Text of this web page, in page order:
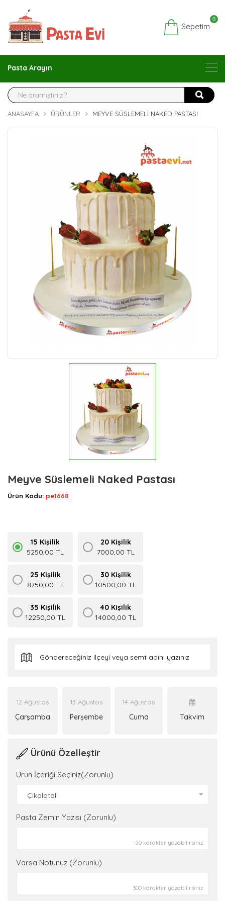
Sepetim
0
Pasta Arayın
ANASAYFA ÜRÜNLER MEYVE SÜSLEMELI NAKED PASTASI
Meyve Süslemeli Naked Pastası
Ürün Kodu: pe1668
15 Kişilik
5250,00 TL
20 Kişilik
7000,00 TL
25 Kişilik
8750,00 TL
30 Kişilik
10500,00 TL
35 Kişilik
12250,00 TL
40 Kişilik
14000,00 TL
12 Ağustos
Çarşamba
13 Ağustos
Perşembe
14 Ağustos
Cuma Takvim
Ürünü Özelleştir
Ürün İçeriği Seçiniz(Zorunlu)
Çikolatalı
Pasta Zemin Yazısı (Zorunlu)
50 karakter yazabilirsiniz.
Varsa Notunuz (Zorunlu)
300 karakter yazabilirsiniz.